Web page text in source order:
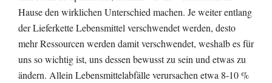
Hause den wirklichen Unterschied machen. Je weiter entlang
der Lieferkette Lebensmittel verschwendet werden, desto
mehr Ressourcen werden damit verschwendet, weshalb es für
uns so wichtig ist, uns dessen bewusst zu sein und etwas zu
ändern. Allein Lebensmittelabfälle verursachen etwa 8-10 %